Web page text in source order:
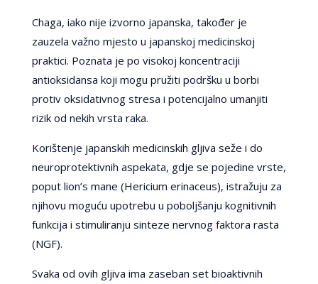
Chaga, iako nije izvorno japanska, također je
zauzela važno mjesto u japanskoj medicinskoj
praktici. Poznata je po visokoj koncentraciji
antioksidansa koji mogu pružiti podršku u borbi
protiv oksidativnog stresa i potencijalno umanjiti
rizik od nekih vrsta raka.
Korištenje japanskih medicinskih gljiva seže i do
neuroprotektivnih aspekata, gdje se pojedine vrste,
poput lion’s mane (Hericium erinaceus), istražuju za
njihovu moguću upotrebu u poboljšanju kognitivnih
funkcija i stimuliranju sinteze nervnog faktora rasta
(NGF).
Svaka od ovih gljiva ima zaseban set bioaktivnih